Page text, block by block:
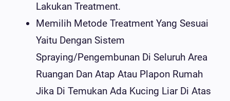
Lakukan Treatment.
Memilih Metode Treatment Yang Sesuai
Yaitu Dengan Sistem
Spraying/Pengembunan Di Seluruh Area
Ruangan Dan Atap Atau Plapon Rumah
Jika Di Temukan Ada Kucing Liar Di Atas